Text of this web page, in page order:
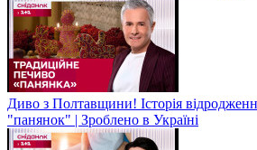
Диво з Полтавщини! Історія
"панянок" | Зроблено в Україні